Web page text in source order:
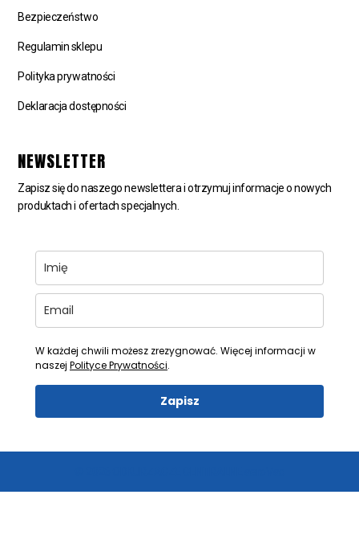
Bezpieczeństwo
Regulamin sklepu
Polityka prywatności
Deklaracja dostępności
NEWSLETTER
Zapisz się do naszego newslettera i otrzymuj informacje o nowych
produktach i ofertach specjalnych.
W każdej chwili możesz zrezygnować. Więcej informacji w
naszej Polityce Prywatności.
Zapisz